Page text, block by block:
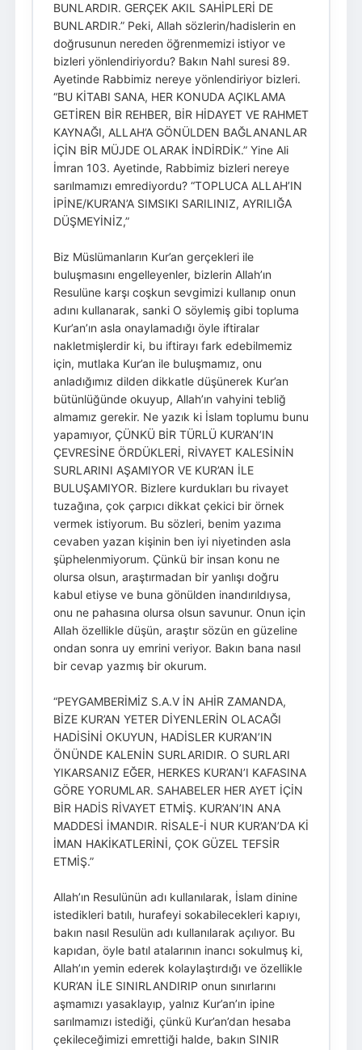
BUNLARDIR. GERÇEK AKIL SAHİPLERİ DE
BUNLARDIR.” Peki, Allah sözlerin/hadislerin en
doğrusunun nereden öğrenmemizi istiyor ve
bizleri yönlendiriyordu? Bakın Nahl suresi 89.
Ayetinde Rabbimiz nereye yönlendiriyor bizleri.
“BU KİTABI SANA, HER KONUDA AÇIKLAMA
GETİREN BİR REHBER, BİR HİDAYET VE RAHMET
KAYNAĞI, ALLAH’A GÖNÜLDEN BAĞLANANLAR
İÇİN BİR MÜJDE OLARAK İNDİRDİK.” Yine Ali
İmran 103. Ayetinde, Rabbimiz bizleri nereye
sarılmamızı emrediyordu? “TOPLUCA ALLAH’IN
İPİNE/KUR’AN’A SIMSIKI SARILINIZ, AYRILIĞA
DÜŞMEYİNİZ,”
Biz Müslümanların Kur’an gerçekleri ile
buluşmasını engelleyenler, bizlerin Allah’ın
Resulüne karşı coşkun sevgimizi kullanıp onun
adını kullanarak, sanki O söylemiş gibi topluma
Kur’an’ın asla onaylamadığı öyle iftiralar
nakletmişlerdir ki, bu iftirayı fark edebilmemiz
için, mutlaka Kur’an ile buluşmamız, onu
anladığımız dilden dikkatle düşünerek Kur’an
bütünlüğünde okuyup, Allah’ın vahyini tebliğ
almamız gerekir. Ne yazık ki İslam toplumu bunu
yapamıyor, ÇÜNKÜ BİR TÜRLÜ KUR’AN’IN
ÇEVRESİNE ÖRDÜKLERİ, RİVAYET KALESİNİN
SURLARINI AŞAMIYOR VE KUR’AN İLE
BULUŞAMIYOR. Bizlere kurdukları bu rivayet
tuzağına, çok çarpıcı dikkat çekici bir örnek
vermek istiyorum. Bu sözleri, benim yazıma
cevaben yazan kişinin ben iyi niyetinden asla
şüphelenmiyorum. Çünkü bir insan konu ne
olursa olsun, araştırmadan bir yanlışı doğru
kabul etiyse ve buna gönülden inandırıldıysa,
onu ne pahasına olursa olsun savunur. Onun için
Allah özellikle düşün, araştır sözün en güzeline
ondan sonra uy emrini veriyor. Bakın bana nasıl
bir cevap yazmış bir okurum.
“PEYGAMBERİMİZ S.A.V İN AHİR ZAMANDA,
BİZE KUR’AN YETER DİYENLERİN OLACAĞI
HADİSİNİ OKUYUN, HADİSLER KUR’AN’IN
ÖNÜNDE KALENİN SURLARIDIR. O SURLARI
YIKARSANIZ EĞER, HERKES KUR’AN’I KAFASINA
GÖRE YORUMLAR. SAHABELER HER AYET İÇİN
BİR HADİS RİVAYET ETMİŞ. KUR’AN’IN ANA
MADDESİ İMANDIR. RİSALE-İ NUR KUR’AN’DA Kİ
İMAN HAKİKATLERİNİ, ÇOK GÜZEL TEFSİR
ETMİŞ.”
Allah’ın Resulünün adı kullanılarak, İslam dinine
istedikleri batılı, hurafeyi sokabilecekleri kapıyı,
bakın nasıl Resulün adı kullanılarak açılıyor. Bu
kapıdan, öyle batıl atalarının inancı sokulmuş ki,
Allah’ın yemin ederek kolaylaştırdığı ve özellikle
KUR’AN İLE SINIRLANDIRIP onun sınırlarını
aşmamızı yasaklayıp, yalnız Kur’an’ın ipine
sarılmamızı istediği, çünkü Kur’an’dan hesaba
çekileceğimizi emrettiği halde, bakın SINIR